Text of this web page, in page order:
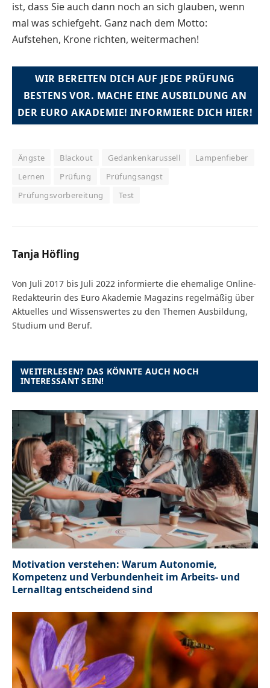
ist, dass Sie auch dann noch an sich glauben, wenn
mal was schiefgeht. Ganz nach dem Motto:
Aufstehen, Krone richten, weitermachen!
WIR BEREITEN DICH AUF JEDE PRÜFUNG
BESTENS VOR. MACHE EINE AUSBILDUNG AN
DER EURO AKADEMIE! INFORMIERE DICH HIER!
Ängste Blackout Gedankenkarussell
Lampenfieber
Lernen
Prüfung
Prüfungsangst
Prüfungsvorbereitung
Test
Tanja Höfling
Von Juli 2017 bis Juli 2022 informierte die ehemalige Online-
Redakteurin des Euro Akademie Magazins regelmäßig über
Aktuelles und Wissenswertes zu den Themen Ausbildung,
Studium und Beruf.
WEITERLESEN? DAS KÖNNTE AUCH NOCH
INTERESSANT SEIN!
Motivation verstehen: Warum Autonomie,
Kompetenz und Verbundenheit im Arbeits- und
Lernalltag entscheidend sind